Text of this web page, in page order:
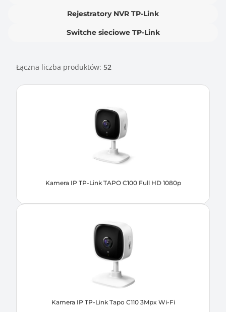
Rejestratory NVR TP-Link
Switche sieciowe TP-Link
Łączna liczba produktów: 52
Kamera IP TP-Link TAPO C100 Full HD 1080p
Kamera IP TP-Link Tapo C110 3Mpx Wi-Fi